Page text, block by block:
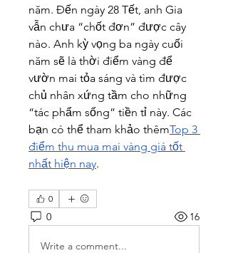
năm. Đến ngày 28 Tết, anh Gia
vẫn chưa “chốt đơn” được cây
nào. Anh kỳ vọng ba ngày cuối
năm sẽ là thời điểm vàng để
vườn mai tỏa sáng và tìm được
chủ nhân xứng tầm cho những
“tác phẩm sống” tiền tỉ này. Các
bạn có thể tham khảo thêmTop 3
điểm thu mua mai vàng giá tốt
nhất hiện nay.
0
0 16
Write a comment...